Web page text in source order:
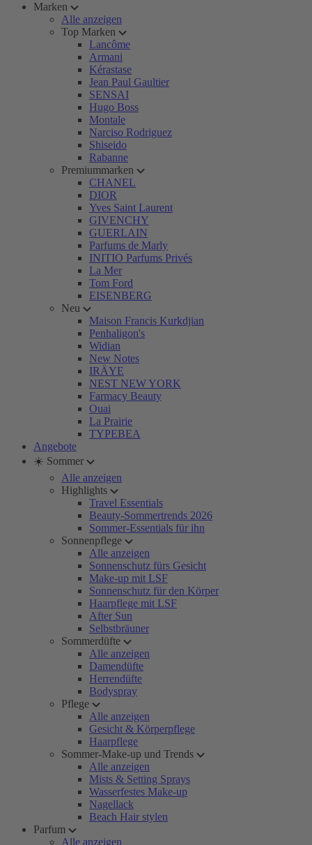
Marken
Alle anzeigen
Top Marken
Lancôme
Armani
Kérastase
Jean Paul Gaultier
SENSAI
Hugo Boss
Montale
Narciso Rodriguez
Shiseido
Rabanne
Premiummarken
CHANEL
DIOR
Yves Saint Laurent
GIVENCHY
GUERLAIN
Parfums de Marly
INITIO Parfums Privés
La Mer
Tom Ford
EISENBERG
Neu
Maison Francis Kurkdjian
Penhaligon's
Widian
New Notes
IRÄYE
NEST NEW YORK
Farmacy Beauty
Ouai
La Prairie
TYPEBEA
Angebote
☀️ Sommer
Alle anzeigen
Highlights
Travel Essentials
Beauty-Sommertrends 2026
Sommer-Essentials für ihn
Sonnenpflege
Alle anzeigen
Sonnenschutz fürs Gesicht
Make-up mit LSF
Sonnenschutz für den Körper
Haarpflege mit LSF
After Sun
Selbstbräuner
Sommerdüfte
Alle anzeigen
Damendüfte
Herrendüfte
Bodyspray
Pflege
Alle anzeigen
Gesicht & Körperpflege
Haarpflege
Sommer-Make-up und Trends
Alle anzeigen
Mists & Setting Sprays
Wasserfestes Make-up
Nagellack
Beach Hair stylen
Parfum
Alle anzeigen